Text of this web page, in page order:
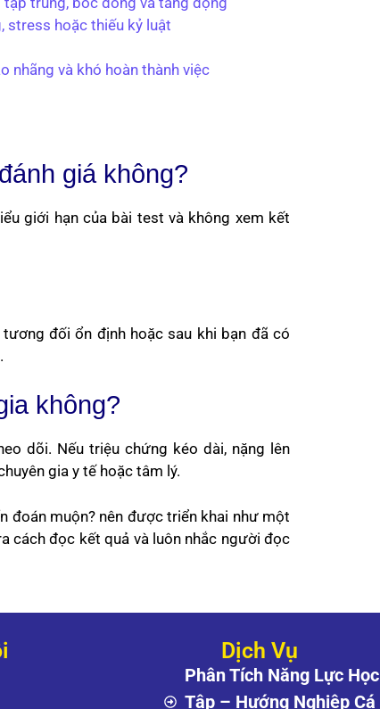
stress hoặc thiếu kỷ luật
nhãng và khó hoàn thành việc
giá không?
giới hạn của bài test và không xem kết
đối ổn định hoặc sau khi bạn đã có
không?
dõi. Nếu triệu chứng kéo dài, nặng lên
gia y tế hoặc tâm lý.
đoán muộn? nên được triển khai như một
cách đọc kết quả và luôn nhắc người đọc
Dịch Vụ
Phân Tích Năng Lực Học
Tập – Hướng Nghiệp Cá